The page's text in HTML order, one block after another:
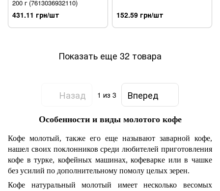
200 г (7613036932110)
431.11 грн/шт 152.59 грн/шт
Показать еще 32 товара
Назад 1 из 3 Вперед
Особенности и виды молотого кофе
Кофе молотый, также его еще называют заварной кофе,
нашел своих поклонников среди любителей приготовления
кофе в турке, кофейных машинах, кофеварке или в чашке
без усилий по дополнительному помолу целых зерен.
Кофе натуральный молотый имеет несколько весомых